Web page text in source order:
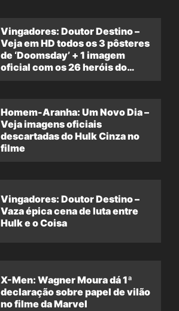
Vingadores: Doutor Destino –
Veja em HD todos os 3 pôsteres
de ‘Doomsday’ + 1 imagem
oficial com os 26 heróis do
Homem-Aranha: Um Novo Dia –
Veja imagens oficiais
descartadas do Hulk Cinza no
filme
Vingadores: Doutor Destino –
Vaza épica cena de luta entre
Hulk e o Coisa
X-Men: Wagner Moura dá 1ª
declaração sobre papel de vilão
no filme da Marvel